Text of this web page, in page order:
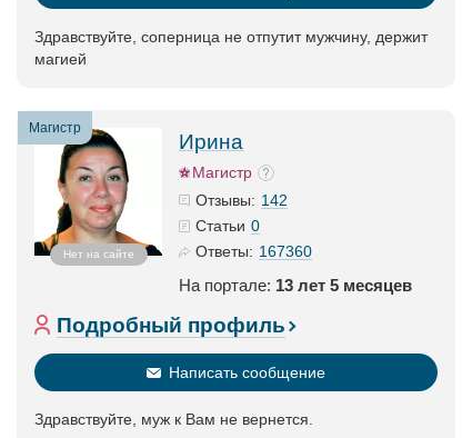
Здравствуйте, соперница не отпутит мужчину, держит
магией
Магистр
Нет на сайте
Ирина
Магистр
Отзывы: 142
Статьи 0
Ответы: 167360
На портале: 13 лет 5 месяцев
Подробный профиль
Написать сообщение
Здравствуйте, муж к Вам не вернется.